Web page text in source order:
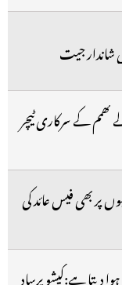
شاندار جیت
کے سرکاری ٹیچر
پر بھی فیس عائد کی
دیتا ہے:کیشو پرساد